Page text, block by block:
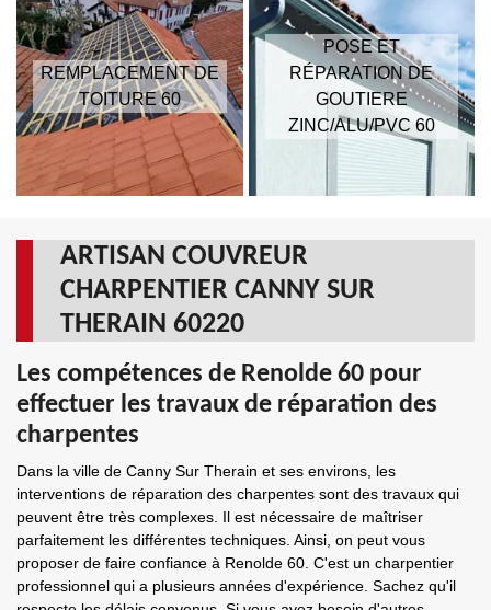
REMPLACEMENT DE
TOITURE 60
POSE ET
RÉPARATION DE
GOUTIERE
ZINC/ALU/PVC 60
ARTISAN COUVREUR
CHARPENTIER CANNY SUR
THERAIN 60220
Les compétences de Renolde 60 pour
effectuer les travaux de réparation des
charpentes
Dans la ville de Canny Sur Therain et ses environs, les
interventions de réparation des charpentes sont des travaux qui
peuvent être très complexes. Il est nécessaire de maîtriser
parfaitement les différentes techniques. Ainsi, on peut vous
proposer de faire confiance à Renolde 60. C'est un charpentier
professionnel qui a plusieurs années d'expérience. Sachez qu'il